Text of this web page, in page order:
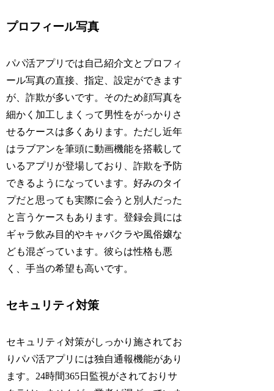
プロフィール写真
パパ活アプリでは自己紹介文とプロフィ
ール写真の直接、指定、設定ができます
が、詐欺が多いです。そのため顔写真を
細かく加工しまくって男性をがっかりさ
せるケースは多くあります。ただし近年
はラブアンを筆頭に動画機能を搭載して
いるアプリが登場しており、詐欺を予防
できるようになっています。好みのタイ
プだと思っても実際に会うと別人だった
と言うケースもあります。登録会員には
ギャラ飲み目的やキャバクラや風俗嬢な
ども混ざっています。彼らは性格も悪
く、手当の希望も高いです。
セキュリティ対策
セキュリティ対策がしっかり施されてお
りパパ活アプリには独自通報機能があり
ます。24時間365日監視がされておりサ